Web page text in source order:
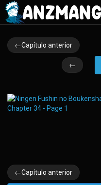
←Capítulo anterior
←
←Capítulo anterior